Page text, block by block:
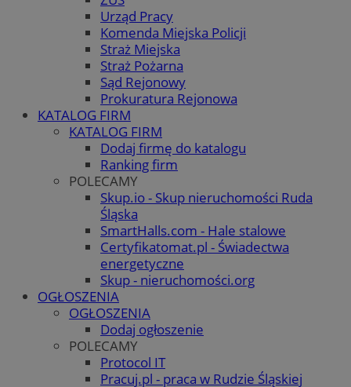
Urząd Pracy
Komenda Miejska Policji
Straż Miejska
Straż Pożarna
Sąd Rejonowy
Prokuratura Rejonowa
KATALOG FIRM
KATALOG FIRM
Dodaj firmę do katalogu
Ranking firm
POLECAMY
Skup.io - Skup nieruchomości Ruda
Śląska
SmartHalls.com - Hale stalowe
Certyfikatomat.pl - Świadectwa
energetyczne
Skup - nieruchomości.org
OGŁOSZENIA
OGŁOSZENIA
Dodaj ogłoszenie
POLECAMY
Protocol IT
Pracuj.pl - praca w Rudzie Śląskiej